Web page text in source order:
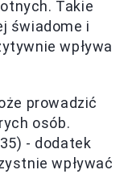
Takie
świadome i
wpływa
prowadzić
osób.
- dodatek
wpływać